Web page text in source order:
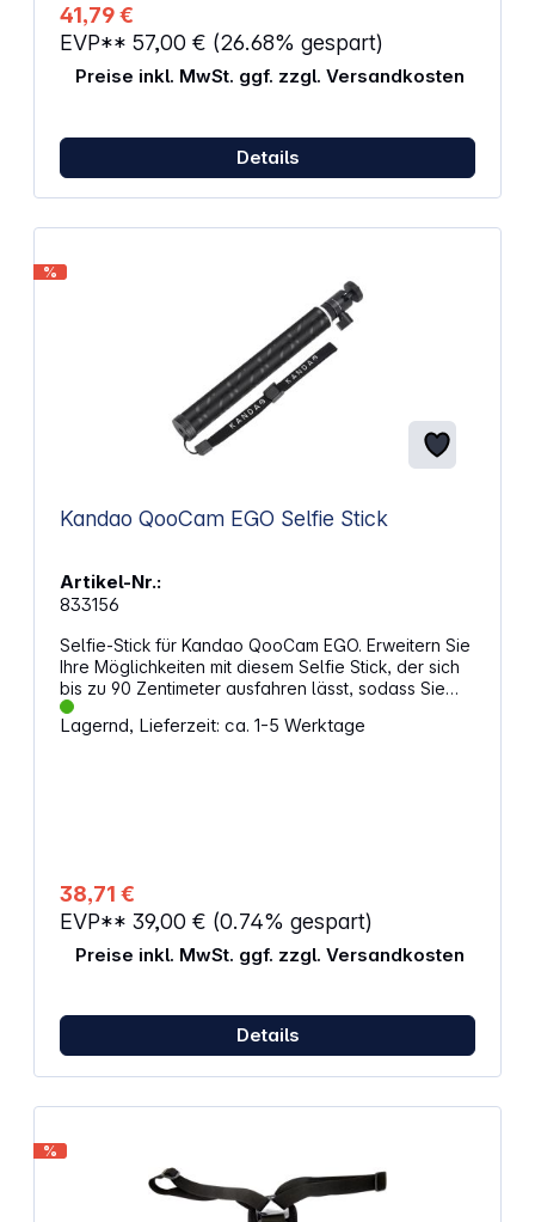
41,79 €
EVP** 57,00 € (26.68% gespart)
Preise inkl. MwSt. ggf. zzgl. Versandkosten
Details
%
Kandao QooCam EGO Selfie Stick
Artikel-Nr.:
833156
Selfie-Stick für Kandao QooCam EGO. Erweitern Sie
Ihre Möglichkeiten mit diesem Selfie Stick, der sich
bis zu 90 Zentimeter ausfahren lässt, sodass Sie
mühelos Ihre idealen Aufnahmewinkel erreichen.
Hergestellt aus hochwertiger Kohlefaser, ist er nicht
Nutzung. Nutzen Sie die Leichtigkeit, Stabilität und
Vielseitigkeit dieses Selfie Sticks, um Ihre
Aufnahmen aus jedem Winkel zu perfektionieren.
Eigenschaften: Für Kandao QooCam EGO
Ausziehbar Länge: 25 - 90 cm Montage: 1/4"
Lagernd, Lieferzeit: ca. 1-5 Werktage
38,71 €
EVP** 39,00 € (0.74% gespart)
Preise inkl. MwSt. ggf. zzgl. Versandkosten
Details
%